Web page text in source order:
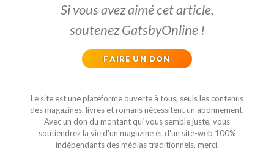
Si vous avez aimé cet article,
soutenez GatsbyOnline !
FAIRE UN DON
Le site est une plateforme ouverte à tous, seuls les contenus
des magazines, livres et romans nécessitent un abonnement.
Avec un don du montant qui vous semble juste, vous
soutiendrez la vie d'un magazine et d'un site-web 100%
indépendants des médias traditionnels, merci.